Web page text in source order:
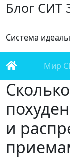
Блог СИТ
Cистема
Мир
и